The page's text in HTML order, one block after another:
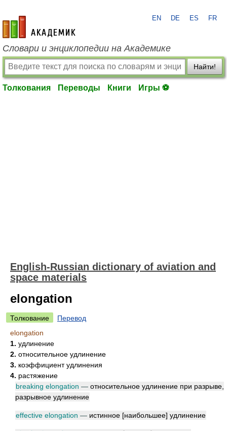
academic.ru
EN DE ES FR
Словари и энциклопедии на Академике
Найти!
Толкования Переводы Книги Игры ⚽
English-Russian dictionary of aviation and
space materials
elongation
Толкование
Перевод
elongation
1. удлинение
2. относительное удлинение
3. коэффициент удлинения
4. растяжение
breaking elongation — относительное удлинение при разрыве,
разрывное удлинение
effective elongation — истинное [наибольшее] удлинение